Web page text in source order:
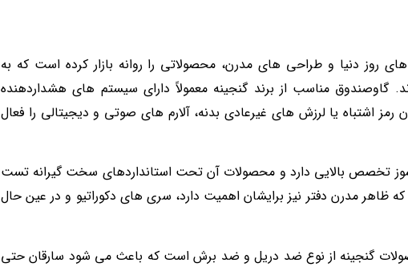
روز دنیا و طراحی های مدرن، محصولاتی را روانه بازار کرده است که به
گاوصندوق مناسب از برند گنجینه معمولاً دارای سیستم های هشداردهنده
اشتباه یا لرزش های غیرعادی بدنه، آلارم های صوتی و دیجیتالی را فعال
تخصص بالایی دارد و محصولات آن تحت استانداردهای سخت گیرانه تست
که ظاهر مدرن دفتر نیز برایشان اهمیت دارد، سری های دکوراتیو و در عین حال
گنجینه از نوع ضد دریل و ضد برش است که باعث می شود سارقان حتی